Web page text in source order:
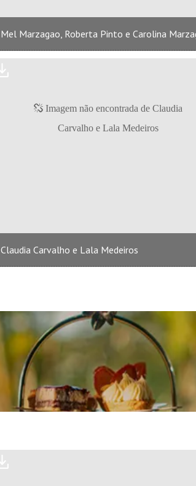
Mel Marzagao, Roberta Pinto e Carolina
Claudia Carvalho e Lala Medeiros